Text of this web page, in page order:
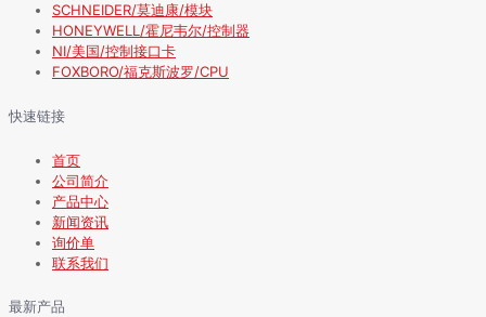
SCHNEIDER/莫迪康/模块
HONEYWELL/霍尼韦尔/控制器
NI/美国/控制接口卡
FOXBORO/福克斯波罗/CPU
快速链接
首页
公司简介
产品中心
新闻资讯
询价单
联系我们
最新产品